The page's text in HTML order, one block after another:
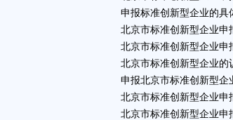
申报标准创新型企业的具
北京市标准创新型企业申
北京市标准创新型企业申
北京市标准创新型企业的
申报北京市标准创新型企
北京市标准创新型企业申
北京市标准创新型企业申